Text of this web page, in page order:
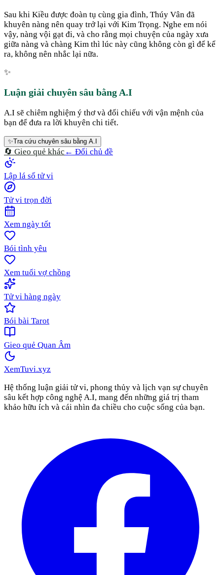
Sau khi Kiều được đoàn tụ cùng gia đình, Thúy Vân đã
khuyên nàng nên quay trở lại với Kim Trọng. Nghe em nói
vậy, nàng vội gạt đi, và cho rằng mọi chuyện của ngày xưa
giữa nàng và chàng Kim thì lúc này cũng không còn gì để kể
ra, không nên nhắc lại nữa.
✨
Luận giải chuyên sâu bằng A.I
A.I sẽ chiêm nghiệm ý thơ và đối chiếu với vận mệnh của
bạn để đưa ra lời khuyên chi tiết.
✨Tra cứu chuyên sâu bằng A.I
🔄 Gieo quẻ khác ← Đổi chủ đề
Lập lá số tử vi
Tử vi trọn đời
Xem ngày tốt
Bói tình yêu
Xem tuổi vợ chồng
Tử vi hàng ngày
Bói bài Tarot
Gieo quẻ Quan Âm
XemTuvi.xyz
Hệ thống luận giải tử vi, phong thủy và lịch vạn sự chuyên
sâu kết hợp công nghệ A.I, mang đến những giá trị tham
khảo hữu ích và cái nhìn đa chiều cho cuộc sống của bạn.